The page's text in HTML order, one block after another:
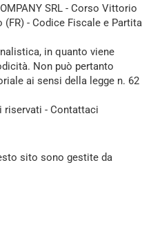
SRL - Corso Vittorio
(FR) - Codice Fiscale e Partita
in quanto viene
Non può pertanto
ai sensi della legge n. 62
riservati - Contattaci
sito sono gestite da